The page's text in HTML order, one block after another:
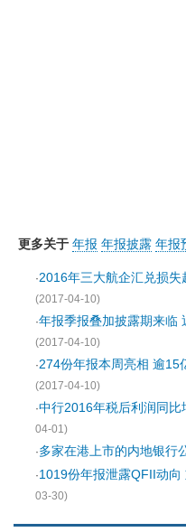
更多关于 年报 年报披露 年报
·2016年三大航企汇兑损失
(2017-04-10)
·年报季报叠加披露期来临
(2017-04-10)
·274份年报本周亮相 逾15
(2017-04-10)
·中行2016年税后利润同
04-01)
·多家在港上市的内地银行
·1019份年报泄露QFII动
03-30)